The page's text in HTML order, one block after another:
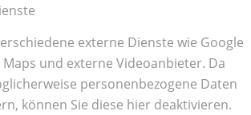
externe Dienste wie Google
und externe Videoanbieter. Da
personenbezogene Daten
können Sie diese hier deaktivieren.